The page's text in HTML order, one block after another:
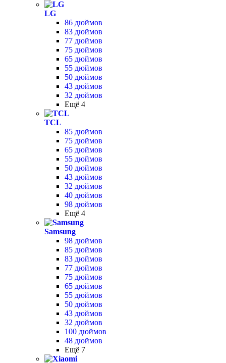
LG
86 дюймов
83 дюймов
77 дюймов
75 дюймов
65 дюймов
55 дюймов
50 дюймов
43 дюймов
32 дюймов
Ещё 4
TCL
85 дюймов
75 дюймов
65 дюймов
55 дюймов
50 дюймов
43 дюймов
32 дюймов
40 дюймов
98 дюймов
Ещё 4
Samsung
98 дюймов
85 дюймов
83 дюймов
77 дюймов
75 дюймов
65 дюймов
55 дюймов
50 дюймов
43 дюймов
32 дюймов
100 дюймов
48 дюймов
Ещё 7